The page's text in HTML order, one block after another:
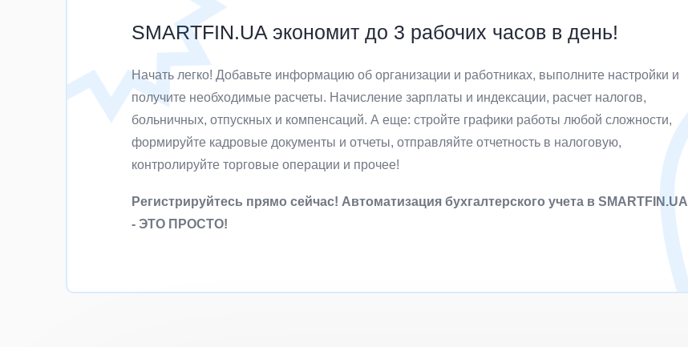
SMARTFIN.UA экономит до 3 рабочих часов в день!
Начать легко! Добавьте информацию об организации и работниках, выполните настройки и
получите необходимые расчеты. Начисление зарплаты и индексации, расчет налогов,
больничных, отпускных и компенсаций. А еще: стройте графики работы любой сложности,
формируйте кадровые документы и отчеты, отправляйте отчетность в налоговую,
контролируйте торговые операции и прочее!
Регистрируйтесь прямо сейчас! Автоматизация бухгалтерского учета в SMARTFIN.UA
- ЭТО ПРОСТО!